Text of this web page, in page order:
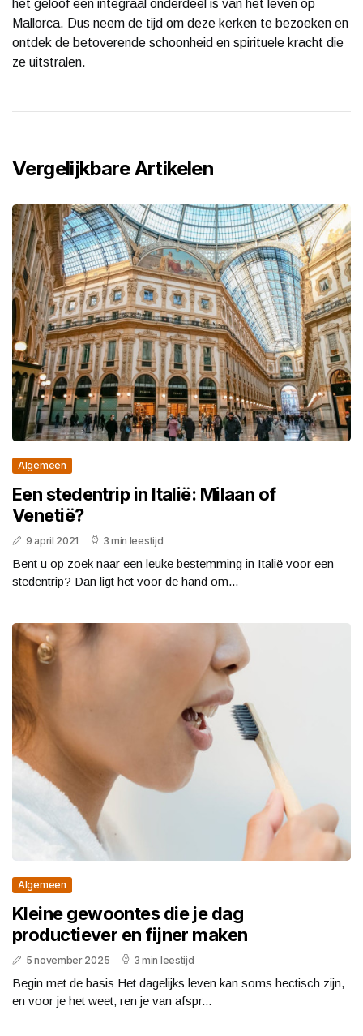
het geloof een integraal onderdeel is van het leven op
Mallorca. Dus neem de tijd om deze kerken te bezoeken en
ontdek de betoverende schoonheid en spirituele kracht die
ze uitstralen.
Vergelijkbare Artikelen
Algemeen
Een stedentrip in Italië: Milaan of
Venetië?
9 april 2021 3 min leestijd
Bent u op zoek naar een leuke bestemming in Italië voor een
stedentrip? Dan ligt het voor de hand om...
Algemeen
Kleine gewoontes die je dag
productiever en fijner maken
5 november 2025 3 min leestijd
Begin met de basis Het dagelijks leven kan soms hectisch zijn,
en voor je het weet, ren je van afspr...